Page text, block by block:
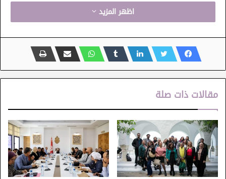
الاركستر السمفوني
الرقص
الفرقة الوطنية الفنون الشعبية
الموسيقى
بيت المالوف
اظهر المزيد
مقالات ذات صلة